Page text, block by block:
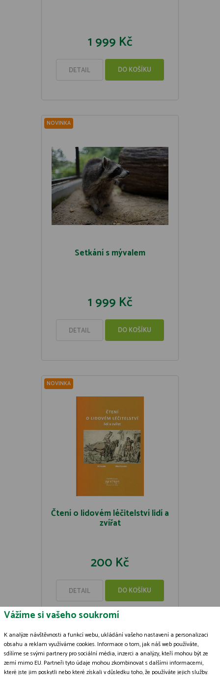
1 999 Kč
DETAIL DO KOŠÍKU
NOVINKA
Setkání s mývalem
1 999 Kč
DETAIL DO KOŠÍKU
NOVINKA
Čtení o lidovém léčitelství lidí a
zvířat
200 Kč
DETAIL DO KOŠÍKU
Zásady zpracování souborů cookies
Vážíme si vašeho soukromí
K analýze návštěvnosti a funkcí webu, ukládání vašeho nastavení a personalizaci
obsahu a reklam využíváme cookies. Informace o tom, jak náš web používáte,
sdílíme se svými partnery pro sociální média, inzerci a analýzy, kteří mohou být ze
zemí mimo EU. Partneři tyto údaje mohou zkombinovat s dalšími informacemi,
které jste jim poskytli nebo které získali v důsledku toho, že používáte jejich služby.